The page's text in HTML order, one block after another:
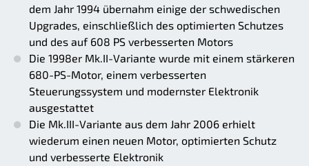
dem Jahr 1994 übernahm einige der schwedischen
Upgrades, einschließlich des optimierten Schutzes
und des auf 608 PS verbesserten Motors
Die 1998er Mk.II-Variante wurde mit einem stärkeren
680-PS-Motor, einem verbesserten
Steuerungssystem und modernster Elektronik
ausgestattet
Die Mk.III-Variante aus dem Jahr 2006 erhielt
wiederum einen neuen Motor, optimierten Schutz
und verbesserte Elektronik